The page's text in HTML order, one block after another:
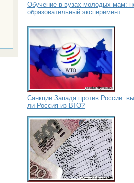
Обучение в вузах молодых мам:
образовательный эксперимент
Санкции Запада против России:
ли Россия из ВТО?